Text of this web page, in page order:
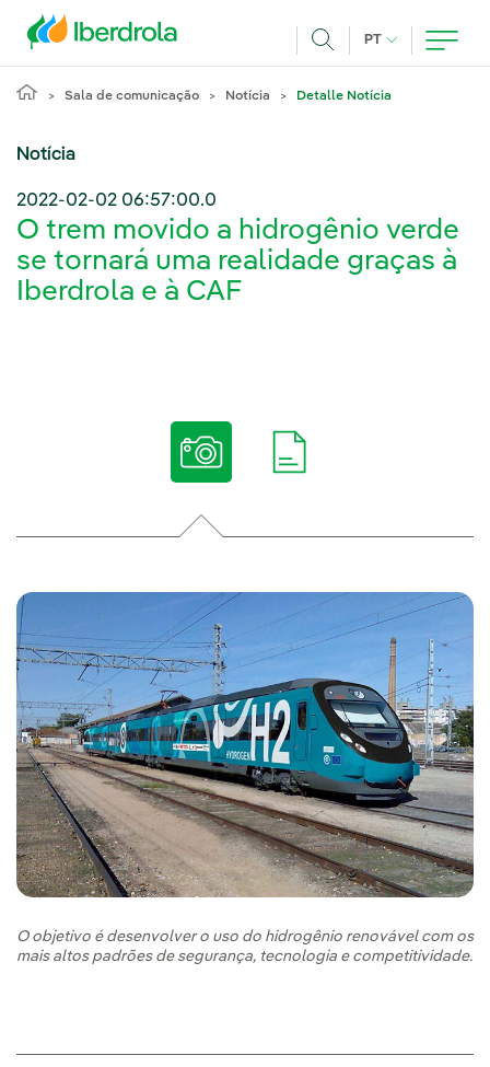
PT IDIOMA ATUAL,
Sala de comunicação Notícia Detalle Notícia
Notícia
2022-02-02 06:57:00.0
O trem movido a hidrogênio verde
se tornará uma realidade graças à
Iberdrola e à CAF
O objetivo é desenvolver o uso do hidrogênio renovável com os
mais altos padrões de segurança, tecnologia e competitividade.